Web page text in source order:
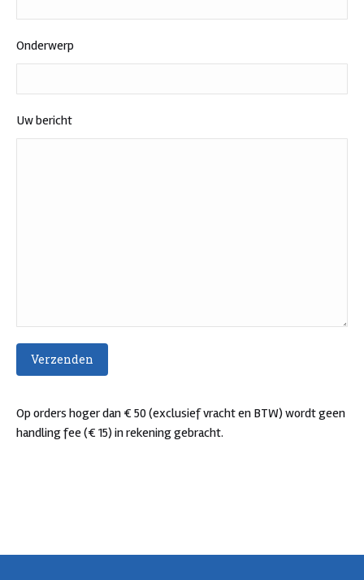
Onderwerp
Uw bericht
Op orders hoger dan € 50 (exclusief vracht en BTW) wordt geen
handling fee (€ 15) in rekening gebracht.